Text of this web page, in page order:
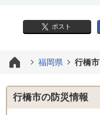
ポスト
福岡県 行橋市
行橋市の防災情報